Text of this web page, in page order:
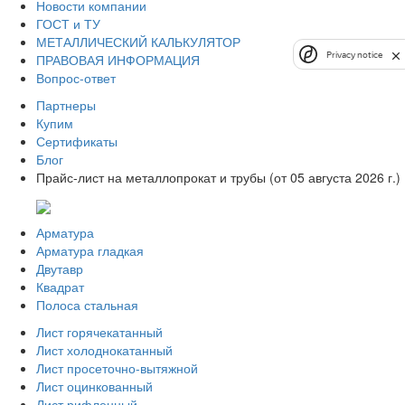
Новости компании
ГОСТ и ТУ
МЕТАЛЛИЧЕСКИЙ КАЛЬКУЛЯТОР
ПРАВОВАЯ ИНФОРМАЦИЯ
Вопрос-ответ
Партнеры
Купим
Сертификаты
Блог
Прайс-лист на металлопрокат и трубы (от 05 августа 2026 г.)
Арматура
Арматура гладкая
Двутавр
Квадрат
Полоса стальная
Лист горячекатанный
Лист холоднокатанный
Лист просеточно-вытяжной
Лист оцинкованный
Privacy notice